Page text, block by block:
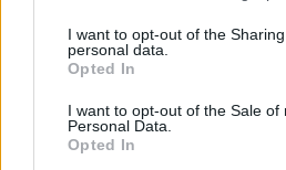
not limited to your visit or usage
grant or deny consent to Google
use your data for below specified
consent section.
I want to opt-out of the
personal data.
Opted In
I want to opt-out of the Sale of
Personal Data.
Opted In
Fondos europeos impulsan
el País Vasco